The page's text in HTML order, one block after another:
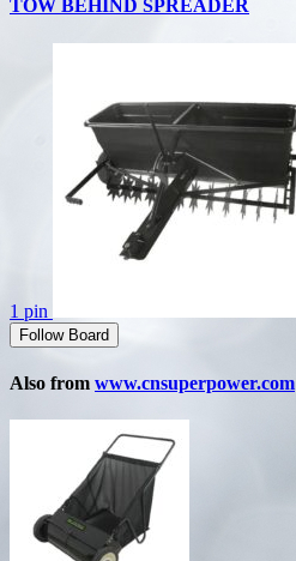
TOW BEHIND SPREADER
1 pin
Follow Board
Also from www.cnsuperpower.com